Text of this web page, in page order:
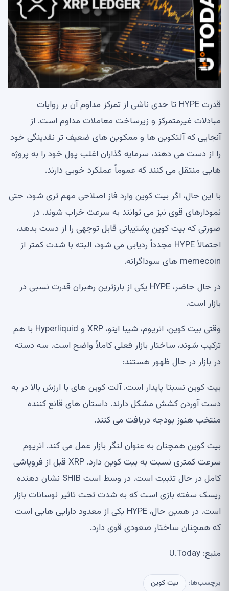
قدرت HYPE تا حدی ناشی از تمرکز مداوم آن بر روایات
مبادلات غیرمتمرکز و زیرساخت معاملات مداوم است. از
آنجایی که آلتکوین ها و ممکوین های ضعیف تر نقدینگی خود
را از دست می دهند، سرمایه گذاران اغلب پول خود را به پروژه
هایی منتقل می کنند که عموماً عملکرد خوبی دارند.
با این حال، اگر بیت کوین وارد فاز اصلاحی مهم تری شود، حتی
نمودارهای قوی نیز می توانند به سرعت خراب شوند. در
صورتی که بیت کوین پشتیبانی قابل توجهی را از دست بدهد،
احتمالاً HYPE مجدداً ردیابی می شود، البته با شدت کمتر از
memecoin های سوداگرانه.
در حال حاضر، HYPE یکی از بارزترین رهبران قدرت نسبی در
بازار است.
وقتی بیت کوین، اتریوم، شیبا اینو، XRP و Hyperliquid با هم
ترکیب شوند، ساختار بازار فعلی کاملاً واضح است. سه دسته
در بازار در حال ظهور هستند:
بیت کوین نسبتا پایدار است. آلت کوین های با ارزش بالا در به
دست آوردن کشش مشکل دارند. داستان های قانع کننده
منتخب هنوز بودجه دریافت می کنند.
بیت کوین همچنان به عنوان لنگر بازار عمل می کند. اتریوم
سرعت کمتری نسبت به بیت کوین دارد. XRP قبل از فروپاشی
کامل در حال تثبیت است. در وسط است SHIB نشان دهنده
ریسک سفته بازی است که به شدت تحت تاثیر نوسانات بازار
است. در همین حال، HYPE یکی از معدود دارایی هایی است
که همچنان ساختار صعودی قوی دارد.
منبع: U.Today
برچسب‌ها: بیت کوین